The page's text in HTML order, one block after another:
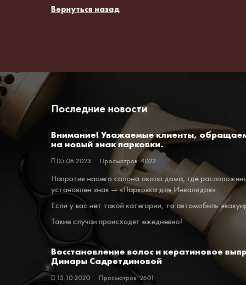
Вернуться назад
Последние новости
Внимание! Уважаемые клиенты,
на новый знак парковки.
05.06.2023 Просмотров: 4022
Напротив нашего салона около дома, где
установлен знак — «Парковка для Инвалидов».
Если у вас нет такой категории, то автомобиль
Такие случаи происходят ежедневно!
Восстановление волос и кератиновое
Динары Садретдиновой
15.10.2020 Просмотров: 2601